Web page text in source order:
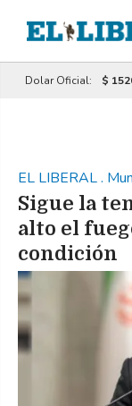
Dolar Oficial: $
EL LIBERAL.
Sigue la
alto el
condición